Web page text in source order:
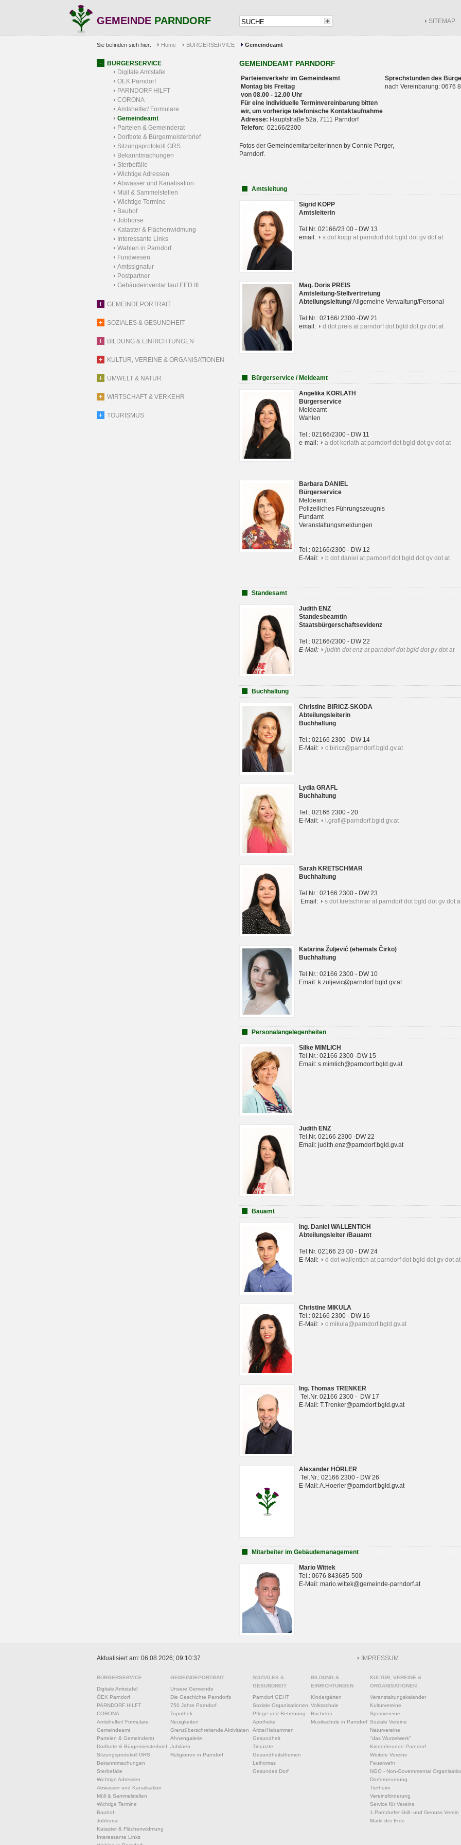
GEMEINDE PARNDORF SITEMAP
Sie befinden sich hier: Home BÜRGERSERVICE Gemeindeamt
BÜRGERSERVICE
Digitale Amtstafel
ÖEK Parndorf
PARNDORF HILFT
CORONA
Amtshelfer/ Formulare
Gemeindeamt
Parteien & Gemeinderat
Dorfbote & Bürgermeisterbrief
Sitzungsprotokoll GRS
Bekanntmachungen
Sterbefälle
Wichtige Adressen
Abwasser und Kanalisation
Müll & Sammelstellen
Wichtige Termine
Bauhof
Jobbörse
Kataster & Flächenwidmung
Interessante Links
Wahlen in Parndorf
Fundwesen
Amtssignatur
Postpartner
Gebäudeinventar laut EED III
GEMEINDEPORTRAIT
SOZIALES & GESUNDHEIT
BILDUNG & EINRICHTUNGEN
KULTUR, VEREINE & ORGANISATIONEN
UMWELT & NATUR
WIRTSCHAFT & VERKEHR
TOURISMUS
GEMEINDEAMT PARNDORF
Parteienverkehr im Gemeindeamt
Montag bis Freitag
von 08.00 - 12.00 Uhr
Für eine individuelle Terminvereinbarung bitten
wir, um vorherige telefonische Kontaktaufnahme
Adresse: Hauptstraße 52a, 7111 Parndorf
Telefon: 02166/2300
Sprechstunden des
nach Vereinbarung: 0676
Fotos der GemeindemitarbeiterInnen by Connie Perger,
Parndorf.
Amtsleitung
Sigrid KOPP
Amtsleiterin
Tel.Nr. 02166/23 00 - DW 13
email:
s dot kopp at parndorf dot bgld dot gv dot at
Mag. Doris PREIS
Amtsleitung-Stellvertretung
Abteilungsleitung/Allgemeine Verwaltung/Personal
Tel.Nr.: 02166/ 2300 -DW 21
email:
d dot preis at parndorf dot bgld dot gv dot at
Bürgerservice / Meldeamt
Angelika KORLATH
Bürgerservice
Meldeamt
Wahlen
Tel.: 02166/2300 - DW 11
e-mail:
a dot korlath at parndorf dot bgld dot gv dot at
Barbara DANIEL
Bürgerservice
Meldeamt
Polizeiliches Führungszeugnis
Fundamt
Veranstaltungsmeldungen
Tel.: 02166/2300 - DW 12
E-Mail:
b dot daniel at parndorf dot bgld dot gv dot at
Standesamt
Judith ENZ
Standesbeamtin
Staatsbürgerschaftsevidenz
Tel.: 02166/2300 - DW 22
E-Mail:
judith dot enz at parndorf dot bgld dot gv dot at
Buchhaltung
Christine BIRICZ-SKODA
Abteilungsleiterin
Buchhaltung
Tel.: 02166 2300 - DW 14
E-Mail:
c.biricz@parndorf.bgld.gv.at
Lydia GRAFL
Buchhaltung
Tel.: 02166 2300 - 20
E-Mail:
l.grafl@parndorf.bgld.gv.at
Sarah KRETSCHMAR
Buchhaltung
Tel:Nr.: 02166 2300 - DW 23
Email:
s dot kretschmar at parndorf dot bgld dot gv dot
Katarina Žuljević (ehemals Čirko)
Buchhaltung
Tel.Nr.: 02166 2300 - DW 10
Email: k.zuljevic@parndorf.bgld.gv.at
Personalangelegenheiten
Silke MIMLICH
Tel.Nr.: 02166 2300 -DW 15
Email: s.mimlich@parndorf.bgld.gv.at
Judith ENZ
Tel.Nr. 02166 2300 -DW 22
Email: judith.enz@parndorf.bgld.gv.at
Bauamt
Ing. Daniel WALLENTICH
Abteilungsleiter /Bauamt
Tel.Nr. 02166 23 00 - DW 24
E-Mail:
d dot wallentich at parndorf dot bgld dot gv dot at
Christine MIKULA
Tel.: 02166 2300 - DW 16
E-Mail:
c.mikula@parndorf.bgld.gv.at
Ing. Thomas TRENKER
Tel.Nr. 02166 2300 - DW 17
E-Mail: T.Trenker@parndorf.bgld.gv.at
Alexander HÖRLER
Tel.Nr.: 02166 2300 - DW 26
E-Mail: A.Hoerler@parndorf.bgld.gv.at
Mitarbeiter im Gebäudemanagement
Mario Wittek
Tel.: 0676 843685-500
E-Mail: mario.wittek@gemeinde-parndorf.at
Aktualisiert am: 06.08.2026; 09:10:37 IMPRESSUM
BÜRGERSERVICE
Digitale Amtstafel
ÖEK Parndorf
PARNDORF HILFT
CORONA
Amtshelfer/ Formulare
Gemeindeamt
Parteien & Gemeinderat
Dorfbote & Bürgermeisterbrief
Sitzungsprotokoll GRS
Bekanntmachungen
Sterbefälle
Wichtige Adressen
Abwasser und Kanalisation
Müll & Sammelstellen
Wichtige Termine
Bauhof
Jobbörse
Kataster & Flächenwidmung
Interessante Links
GEMEINDEPORTRAIT
Unsere Gemeinde
Die Geschichte Parndorfs
750 Jahre Parndorf
Topothek
Neuigkeiten
Grenzüberschreitende Aktivitäten
Ahnengalerie
Jubiläen
Religionen in Parndorf
SOZIALES &
GESUNDHEIT
Parndorf GEHT
Soziale Organisationen
Pflege und Betreuung
Apotheke
Ärzte/Hebammen
Gesundheit
Tierärzte
Gesundheitsthemen
Leihomas
Gesundes Dorf
BILDUNG &
EINRICHTUNGEN
Kindergärten
Volksschule
Bücherei
Musikschule in Parndorf
KULTUR, VEREINE &
ORGANISATIONEN
Veranstaltungskalender
Kulturvereine
Sportvereine
Soziale Vereine
Naturvereine
"das Wurzelwerk"
Kinderfreunde Parndorf
Weitere Vereine
Feuerwehr
NGO - Non-Governmental
Dorferneuerung
Tierheim
Vereinsförderung
Service für Vereine
1.Parndorfer Grill- und Genuss Verein
Markt der Erde